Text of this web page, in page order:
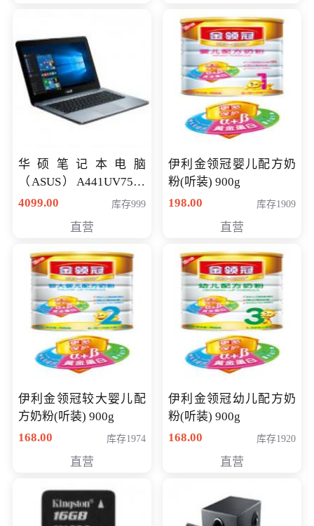
华硕笔记本电脑
（ASUS）A441UV7500
顽石（7代i7-7500U 4G
4099.00 库存999
直营
伊利金领冠婴儿配方奶
粉(听装) 900g
198.00
库存1909
直营
伊利金领冠较大婴儿配
方奶粉(听装) 900g
168.00
库存1974
直营
伊利金领冠幼儿配方奶
粉(听装) 900g
168.00
库存1920
直营